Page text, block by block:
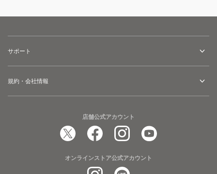
サポート
規約・会社情報
店舗公式アカウント
オンラインストア公式アカウント